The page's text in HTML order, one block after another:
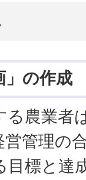
」の作成
農業者
管理の
目標と達